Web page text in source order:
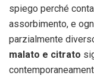
spiego perché
assorbimento, e
parzialmente
malato e citrato